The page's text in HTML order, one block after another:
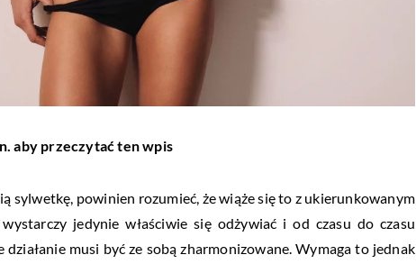
aby przeczytać ten wpis
sylwetkę, powinien rozumieć, że wiąże się to z ukierunkowanym
jedynie właściwie się odżywiać i od czasu do czasu
musi być ze sobą zharmonizowane. Wymaga to jednak